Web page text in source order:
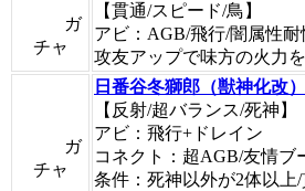
ガ
チャ
【貫通/スピード/鳥】
アビ：AGB/飛行/闇属性耐
攻友アップで味方の火力
ガ
チャ
日番谷冬獅郎（獣神化改）
【反射/超バランス/死神】
アビ：飛行+ドレイン
コネクト：超AGB/友情ブ
条件：死神以外が2体以上